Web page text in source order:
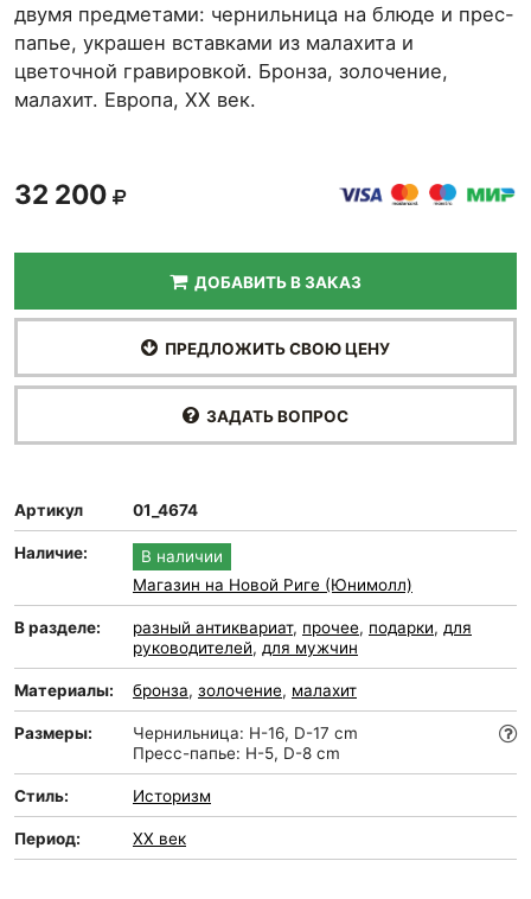
двумя предметами: чернильница на блюде и прес-
папье, украшен вставками из малахита и
цветочной гравировкой. Бронза, золочение,
малахит. Европа, XX век.
32 200
ДОБАВИТЬ В ЗАКАЗ
ПРЕДЛОЖИТЬ СВОЮ ЦЕНУ
ЗАДАТЬ ВОПРОС
Артикул 01_4674
Наличие:
В наличии
Магазин на Новой Риге (Юнимолл)
В разделе: разный антиквариат, прочее, подарки, для
руководителей, для мужчин
Материалы: бронза, золочение, малахит
Размеры:
Чернильница: H-16, D-17 cm
Пресс-папье: H-5, D-8 cm
Стиль: Историзм
Период: XX век